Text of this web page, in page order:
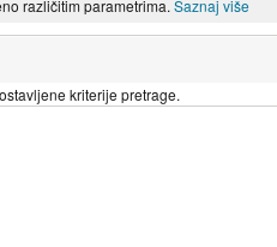
različitim parametrima. Saznaj više
kriterije pretrage.